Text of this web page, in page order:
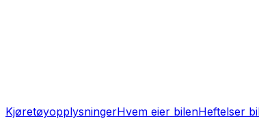
KjøretøyopplysningerHvem eier bilenHeftelser